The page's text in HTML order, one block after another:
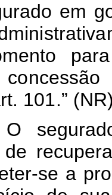
em
101.”
de
se a